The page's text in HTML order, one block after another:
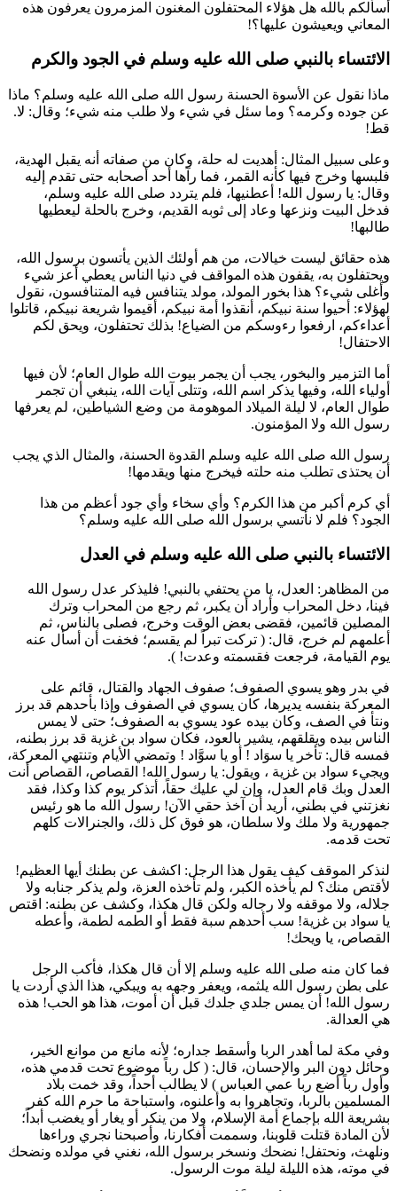
أسألكم بالله هل هؤلاء المحتفلون المغنون المزمرون يعرفون هذه
المعاني ويعيشون عليها؟!
الائتساء بالنبي صلى الله عليه وسلم في الجود والكرم
ماذا نقول عن الأسوة الحسنة رسول الله صلى الله عليه وسلم؟ ماذا
عن جوده وكرمه؟ وما سئل في شيء ولا طلب منه شيء؛ وقال: لا.
قط!
وعلى سبيل المثال: أهديت له حلة، وكان من صفاته أنه يقبل الهدية،
فلبسها وخرج فيها كأنه القمر، فما رآها أحد أصحابه حتى تقدم إليه
وقال: يا رسول الله! أعطنيها، فلم يتردد صلى الله عليه وسلم،
فدخل البيت ونزعها وعاد إلى ثوبه القديم، وخرج بالحلة ليعطيها
طالبها!
هذه حقائق ليست خيالات، من هم أولئك الذين يأتسون برسول الله،
ويحتفلون به، يقفون هذه المواقف في دنيا الناس يعطي أعز شيء
وأغلى شيء؟ هذا بخور المولد، مولد يتنافس فيه المتنافسون، نقول
لهؤلاء: أحيوا سنة نبيكم، أنقذوا أمة نبيكم، أقيموا شريعة نبيكم، قاتلوا
أعداءكم، ارفعوا رءوسكم من الضياع! بذلك تحتفلون، ويحق لكم
الاحتفال!
أما التزمير والبخور، يجب أن يجمر بيوت الله طوال العام؛ لأن فيها
أولياء الله، وفيها يذكر اسم الله، وتتلى آيات الله، ينبغي أن تجمر
طوال العام، لا ليلة الميلاد الموهومة من وضع الشياطين، لم يعرفها
رسول الله ولا المؤمنون.
رسول الله صلى الله عليه وسلم القدوة الحسنة، والمثال الذي يجب
أن يحتذى تطلب منه حلته فيخرج منها ويقدمها!
أي كرم أكبر من هذا الكرم؟ وأي سخاء وأي جود أعظم من هذا
الجود؟ فلم لا نأتسي برسول الله صلى الله عليه وسلم؟
الائتساء بالنبي صلى الله عليه وسلم في العدل
من المظاهر: العدل، يا من يحتفي بالنبي! فليذكر عدل رسول الله
فينا، دخل المحراب وأراد أن يكبر، ثم رجع من المحراب وترك
المصلين قائمين، فقضى بعض الوقت وخرج، فصلى بالناس، ثم
أعلمهم لم خرج، قال: ( تركت تبراً لم يقسم؛ فخفت أن أسأل عنه
يوم القيامة، فرجعت فقسمته وعدت! ).
في بدر وهو يسوي الصفوف؛ صفوف الجهاد والقتال، قائم على
المعركة بنفسه يديرها، كان يسوي في الصفوف وإذا بأحدهم قد برز
ونتأ في الصف، وكان بيده عود يسوي به الصفوف؛ حتى لا يمس
الناس بيده ويقلقهم، يشير بالعود، فكان سواد بن غزية قد برز بطنه،
فمسه قال: تأخر يا سوَاد ! أو يا سوَّاد ! وتمضي الأيام وتنتهي المعركة،
ويجيء سواد بن غزية ، ويقول: يا رسول الله! القصاص، القصاص أنت
العدل وبك قام العدل، وإن لي عليك حقاً، أتذكر يوم كذا وكذا، فقد
نغزتني في بطني، أريد أن آخذ حقي الآن! رسول الله ما هو رئيس
جمهورية ولا ملك ولا سلطان، هو فوق كل ذلك، والجنرالات كلهم
تحت قدمه.
لنذكر الموقف كيف يقول هذا الرجل: اكشف عن بطنك أيها العظيم!
لأقتص منك؟ لم يأخذه الكبر، ولم تأخذه العزة، ولم يذكر جنابه ولا
جلاله، ولا موقفه ولا رجاله ولكن قال هكذا، وكشف عن بطنه: اقتص
يا سواد بن غزية! سب أحدهم سبة فقط أو الطمه لطمة، وأعطه
القصاص، يا ويحك!
فما كان منه صلى الله عليه وسلم إلا أن قال هكذا، فأكب الرجل
على بطن رسول الله يلثمه، ويعفر وجهه به ويبكي، هذا الذي أردت يا
رسول الله! أن يمس جلدي جلدك قبل أن أموت، هذا هو الحب! هذه
هي العدالة.
وفي مكة لما أهدر الربا وأسقط جداره؛ لأنه مانع من موانع الخير،
وحائل دون البر والإحسان، قال: ( كل رباً موضوع تحت قدمي هذه،
وأول رباً أضع ربا عمي العباس ) لا يطالب أحداً، وقد خمت بلاد
المسلمين بالربا، وتجاهروا به وأعلنوه، واستباحة ما حرم الله كفر
بشريعة الله بإجماع أمة الإسلام، ولا من ينكر أو يغار أو يغضب أبداً؛
لأن المادة قتلت قلوبنا، وسممت أفكارنا، وأصبحنا نجري وراءها
ونلهث، ونحتفل! نضحك ونسخر برسول الله، نغني في مولده ونضحك
في موته، هذه الليلة ليلة موت الرسول.